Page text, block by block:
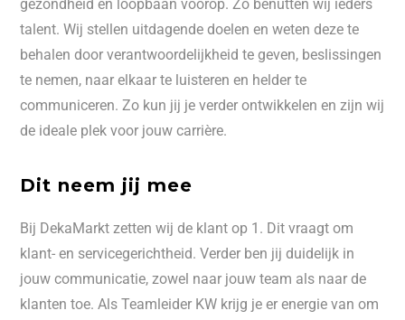
gezondheid en loopbaan voorop. Zo benutten wij ieders
talent. Wij stellen uitdagende doelen en weten deze te
behalen door verantwoordelijkheid te geven, beslissingen
te nemen, naar elkaar te luisteren en helder te
communiceren. Zo kun jij je verder ontwikkelen en zijn wij
de ideale plek voor jouw carrière.
Dit neem jij mee
Bij DekaMarkt zetten wij de klant op 1. Dit vraagt om
klant- en servicegerichtheid. Verder ben jij duidelijk in
jouw communicatie, zowel naar jouw team als naar de
klanten toe. Als Teamleider KW krijg je er energie van om